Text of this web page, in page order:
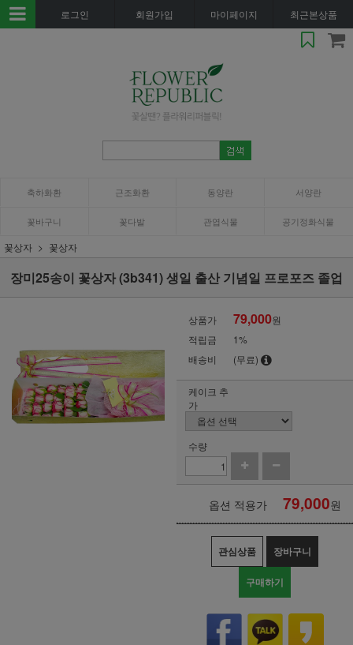
로그인 회원가입 마이페이지 최근본상품
축하화환 근조화환 동양란 서양란
꽃바구니 꽃다발 관엽식물 공기정화식물
꽃상자 꽃상자
장미25송이 꽃상자 (3b341) 생일 출산 기념일 프로포즈 졸업
상품가 79,000원
적립금
1%
배송비
(무료)
케이크 추
가
수량
옵션 적용가 79,000원
관심상품 장바구니
구매하기